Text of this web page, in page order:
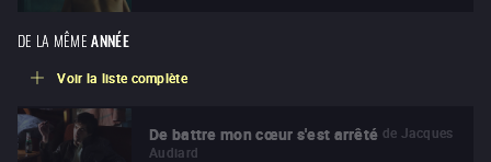
DE LA MÊME ANNÉE
Voir la liste complète
De battre mon cœur s'est arrêté de Jacques
Audiard